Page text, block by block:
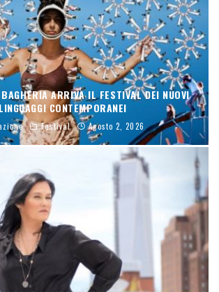
ARRIVA IL FESTIVAL DEI NUOVI
LINGUAGGI CONTEMPORANEI
Festival Agosto 2, 2026